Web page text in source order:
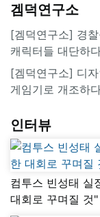
겜덕연구소
[겜덕연구소] 경
캐릭터들 대단하
[겜덕연구소] 디
게임기로 개조하
인터뷰
컴투스 빈성태 실
대회로 꾸며질 것"